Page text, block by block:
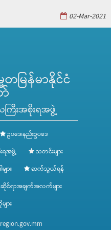
02-Mar-2021
မြန်မာနိုင်ငံ
ြီးအစိုးရအဖွဲ့
ဥပဒေ၊နည်းဥပဒေ
ရအဖွဲ့
သတင်းများ
ျား
ဆက်သွယ်ရန်
င်ရာအချက်အလက်များ
ား